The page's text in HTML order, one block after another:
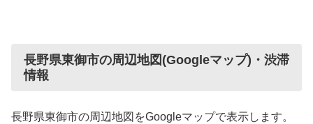
長野県東御市の周辺地図(Googleマップ)・渋滞
情報
長野県東御市の周辺地図をGoogleマップで表示します。